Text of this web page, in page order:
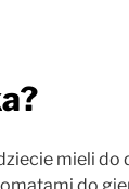
mieli